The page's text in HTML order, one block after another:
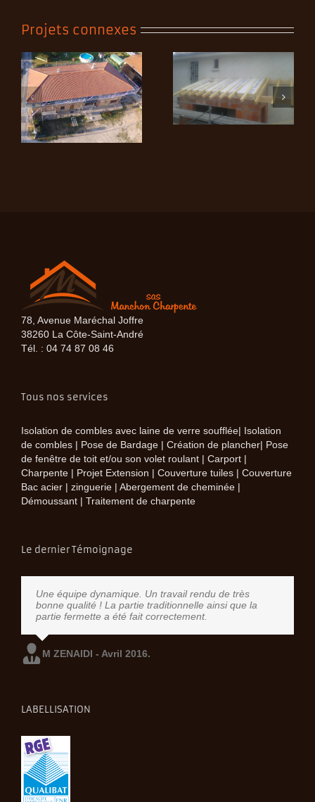
Projets connexes
Pose isolation
UNILUN
Pose de fenêtre de
toit et d’un volet
roulant
78, Avenue Maréchal Joffre
38260 La Côte-Saint-André
Tél. : 04 74 87 08 46
Tous nos services
Isolation de combles avec laine de verre soufflée| Isolation
de combles | Pose de Bardage | Création de plancher| Pose
de fenêtre de toit et/ou son volet roulant | Carport |
Charpente | Projet Extension | Couverture tuiles | Couverture
Bac acier | zinguerie | Abergement de cheminée |
Démoussant | Traitement de charpente
Le dernier Témoignage
Une équipe dynamique. Un travail rendu de très
bonne qualité ! La partie traditionnelle ainsi que la
partie fermette a été fait correctement.
M ZENAIDI - Avril 2016.
LABELLISATION